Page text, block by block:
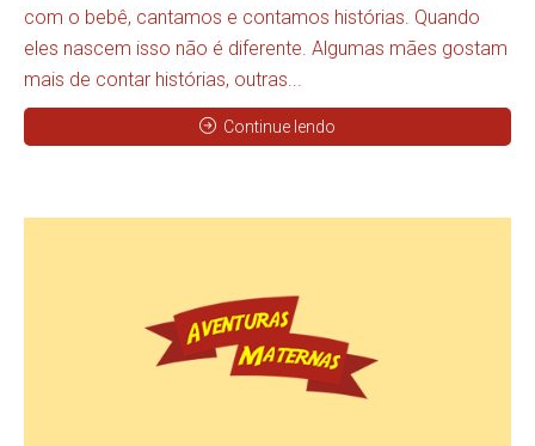
com o bebê, cantamos e contamos histórias. Quando
eles nascem isso não é diferente. Algumas mães gostam
mais de contar histórias, outras...
Continue lendo